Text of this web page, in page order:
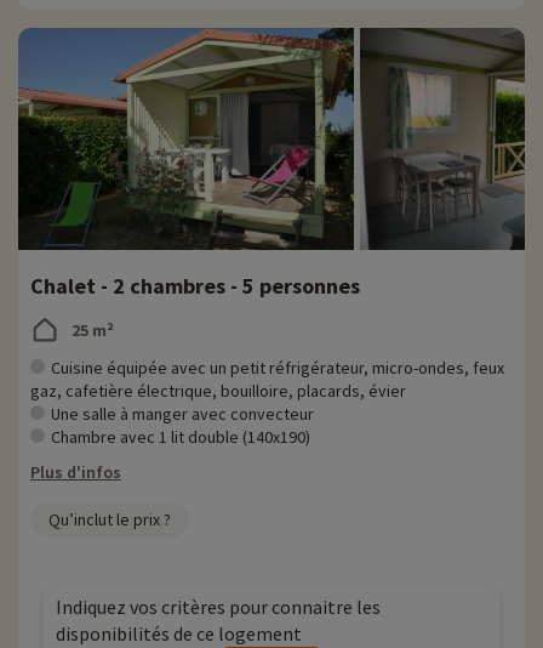
Chalet - 2 chambres - 5 personnes
25 m²
Cuisine équipée avec un petit réfrigérateur, micro-ondes, feux
gaz, cafetière électrique, bouilloire, placards, évier
Une salle à manger avec convecteur
Chambre avec 1 lit double (140x190)
Plus d'infos
Qu’inclut le prix ?
Indiquez vos critères pour connaitre les
disponibilités de ce logement